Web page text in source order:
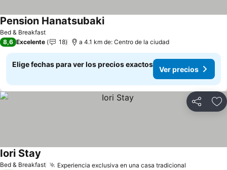
Bed & Breakfast
Pension HanatsubakiVer precios
8,6 Excelente 18 a 4.1 km de: Centro de la ciudad
Elige fechas para ver los precios exactos
Ver precios
Compartir
Bed & Breakfast Experiencia exclusiva en una casa tradicional
Iori Stay